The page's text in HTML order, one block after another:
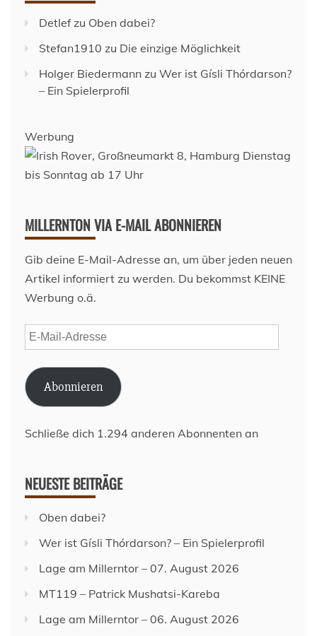
Detlefzu Oben dabei?
Stefan1910 zu Die einzige Möglichkeit
Holger Biedermann zu Wer ist Gísli Thórdarson?
– Ein Spielerprofil
Werbung
MILLERNTON VIA E-MAIL ABONNIEREN
Gib deine E-Mail-Adresse an, um über jeden neuen
Artikel informiert zu werden. Du bekommst KEINE
Werbung o.ä.
E-
Mail-
Adresse
Abonnieren
Schließe dich 1.294 anderen Abonnenten an
NEUESTE BEITRÄGE
Oben dabei?
Wer ist Gísli Thórdarson? – Ein Spielerprofil
Lage am Millerntor – 07. August 2026
MT119 – Patrick Mushatsi-Kareba
Lage am Millerntor – 06. August 2026